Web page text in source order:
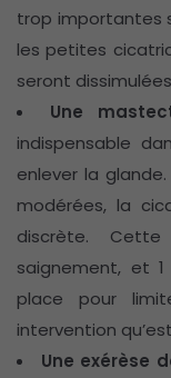
trop importantes
les petites
seront
Une
indispensable
enlever la
modérées, la
discrète.
saignement, et
place pour
intervention
Une exérèse